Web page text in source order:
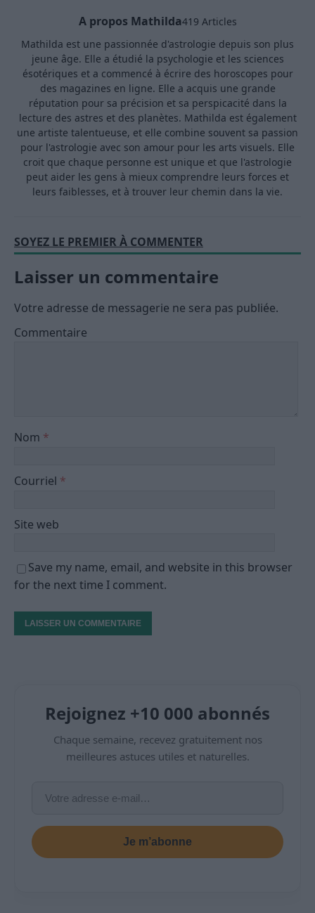
A propos Mathilda419 Articles
Mathilda est une passionnée d'astrologie depuis son plus
jeune âge. Elle a étudié la psychologie et les sciences
ésotériques et a commencé à écrire des horoscopes pour
des magazines en ligne. Elle a acquis une grande
réputation pour sa précision et sa perspicacité dans la
lecture des astres et des planètes. Mathilda est également
une artiste talentueuse, et elle combine souvent sa passion
pour l'astrologie avec son amour pour les arts visuels. Elle
croit que chaque personne est unique et que l'astrologie
peut aider les gens à mieux comprendre leurs forces et
leurs faiblesses, et à trouver leur chemin dans la vie.
SOYEZ LE PREMIER À COMMENTER
Laisser un commentaire
Votre adresse de messagerie ne sera pas publiée.
Commentaire
Nom *
Courriel *
Site web
Save my name, email, and website in this browser
for the next time I comment.
Rejoignez +10 000 abonnés
Chaque semaine, recevez gratuitement nos
meilleures astuces utiles et naturelles.
Je m’abonne